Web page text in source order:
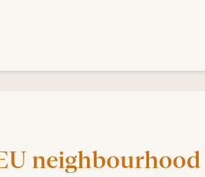
neighbourhood